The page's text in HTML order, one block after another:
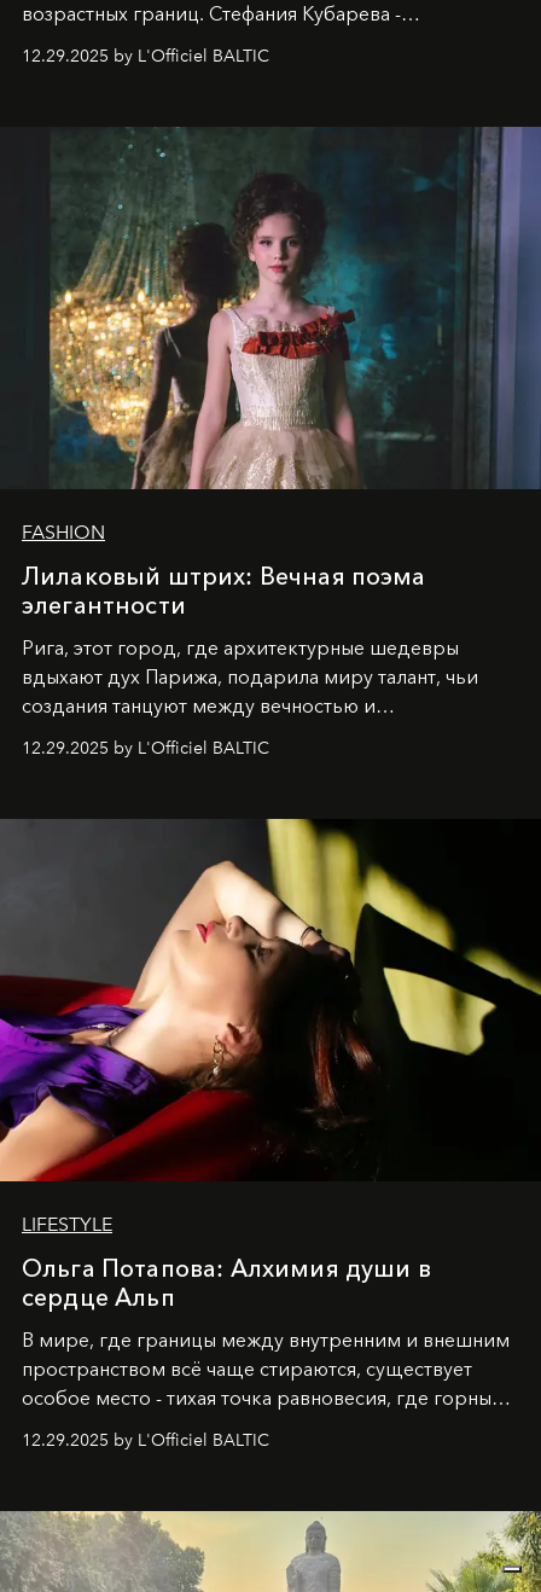
возрастных границ. Стефания Кубарева -
десятилетняя обладательница невероятной
харизмы, чье имя уже украшает обложки
2025
и LUXIA June 2025, представляет собой
уникальное явление современной культуры.
12.29.2025 by L'Officiel BALTIC
FASHION
Лилаковый штрих: Вечная поэма
элегантности
Рига, этот город, где архитектурные шедевры
вдыхают дух Парижа, подарила миру талант, чьи
создания танцуют между вечностью и
современностью.
12.29.2025 by L'Officiel BALTIC
LIFESTYLE
Ольга Потапова: Алхимия души в
сердце Альп
В мире, где границы между внутренним и внешним
пространством всё чаще стираются, существует
особое место - тихая точка равновесия, где горные
вершины Швейцарии встречаются с бездонными
глубинами человеческой души. Здесь, на стыке
Ольга Потапова - женщина, чей путь от поиска
истины превратился в искусство превращения
человеческих кризисов в возможности для
12.29.2025 by L'Officiel BALTIC